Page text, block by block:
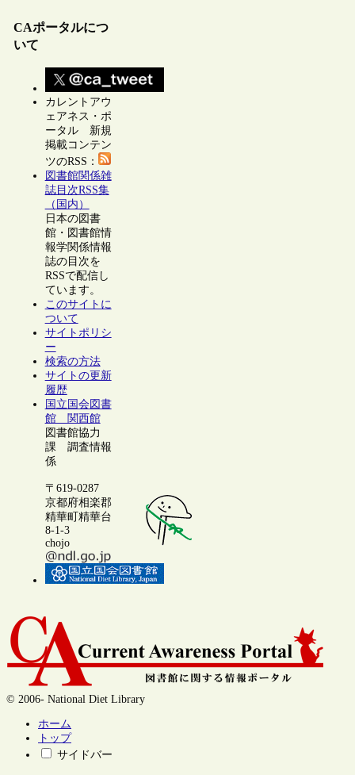
CAポータルにつ
いて
カレントアウ
ェアネス・ポ
ータル 新規
掲載コンテン
ツのRSS：
図書館関係雑
誌目次RSS集
（国内）
日本の図書
館・図書館情
報学関係情報
誌の目次を
RSSで配信し
ています。
このサイトに
ついて
サイトポリシ
ー
検索の方法
サイトの更新
履歴
国立国会図書
館 関西館
図書館協力
課 調査情報
係
〒619-0287
京都府相楽郡
精華町精華台
8-1-3
chojo
© 2006- National Diet Library
ホーム
トップ
サイドバー